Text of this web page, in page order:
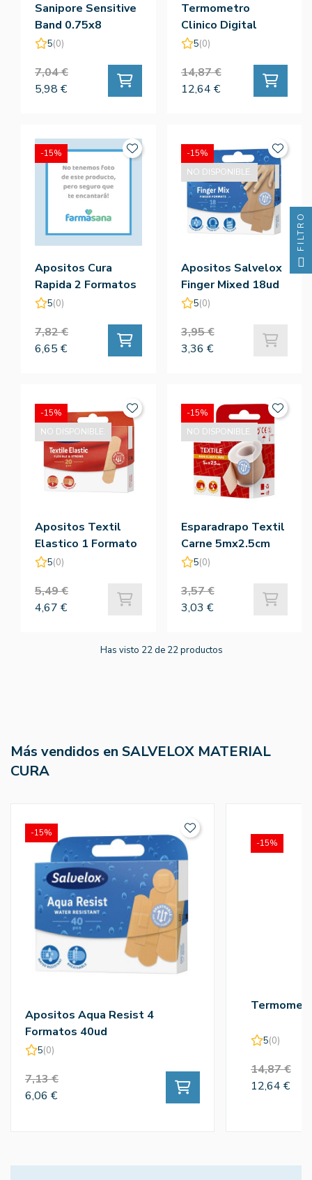
Sanipore Sensitive
Band 0.75x8
5(0)
7,04 €
5,98 €
Termometro
Clinico Digital
5(0)
14,87 €
12,64 €
Apositos Cura
Rapida 2 Formatos
12ud
5(0)
7,82 €
6,65 €
-15%
Apositos Salvelox
Finger Mixed 18ud
5(0)
3,95 €
3,36 €
-15%
NO DISPONIBLE.
Apositos Textil
Elastico 1 Formato
20ud
5(0)
5,49 €
4,67 €
-15%
NO DISPONIBLE.
Esparadrapo Textil
Carne 5mx2.5cm
5(0)
3,57 €
3,03 €
-15%
NO DISPONIBLE.
Has visto 22 de 22 productos
Más vendidos en SALVELOX MATERIAL
CURA
Apositos Aqua Resist 4
Formatos 40ud
5(0)
7,13 €
6,06 €
-15%
5(0)
14,87 €
12,64 €
-15%
FILTRO